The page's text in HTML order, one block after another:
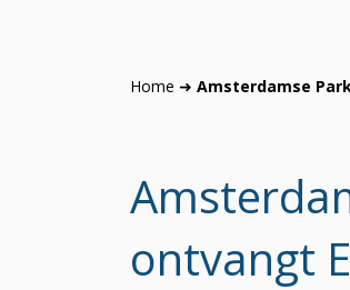
Home ➜ Amsterdamse
ontvangt